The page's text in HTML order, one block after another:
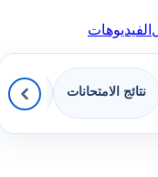
الفيديوهات
نتائج الامتحانات